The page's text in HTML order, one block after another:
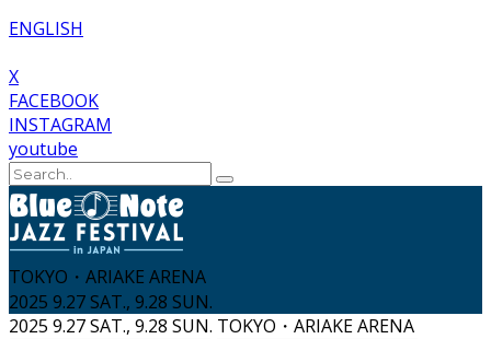
ENGLISH
X
FACEBOOK
INSTAGRAM
youtube
TOKYO・ARIAKE ARENA
2025 9.27 SAT., 9.28 SUN.
2025 9.27 SAT., 9.28 SUN. TOKYO・ARIAKE ARENA